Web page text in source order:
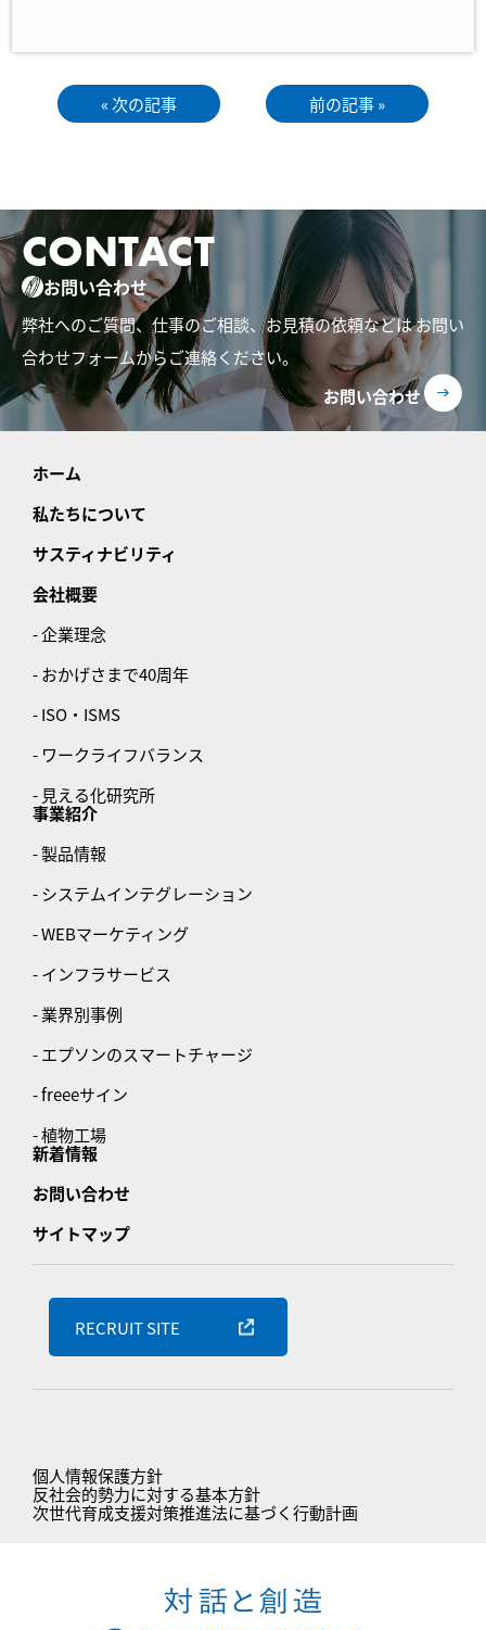
« 次の記事 前の記事 »
CONTACT
お問い合わせ
弊社へのご質問、仕事のご相談、お見積の依頼などはお問い
合わせフォームからご連絡ください。
お問い合わせ
ホーム
私たちについて
サスティナビリティ
会社概要
- 企業理念
- おかげさまで40周年
- ISO・ISMS
- ワークライフバランス
- 見える化研究所
事業紹介
- 製品情報
- システムインテグレーション
- WEBマーケティング
- インフラサービス
- 業界別事例
- エプソンのスマートチャージ
- freeeサイン
- 植物工場
新着情報
お問い合わせ
サイトマップ
RECRUIT SITE
個人情報保護方針
反社会的勢力に対する基本方針
次世代育成支援対策推進法に基づく行動計画